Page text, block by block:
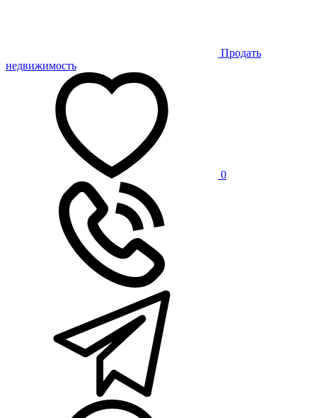
Продать
недвижимость
0